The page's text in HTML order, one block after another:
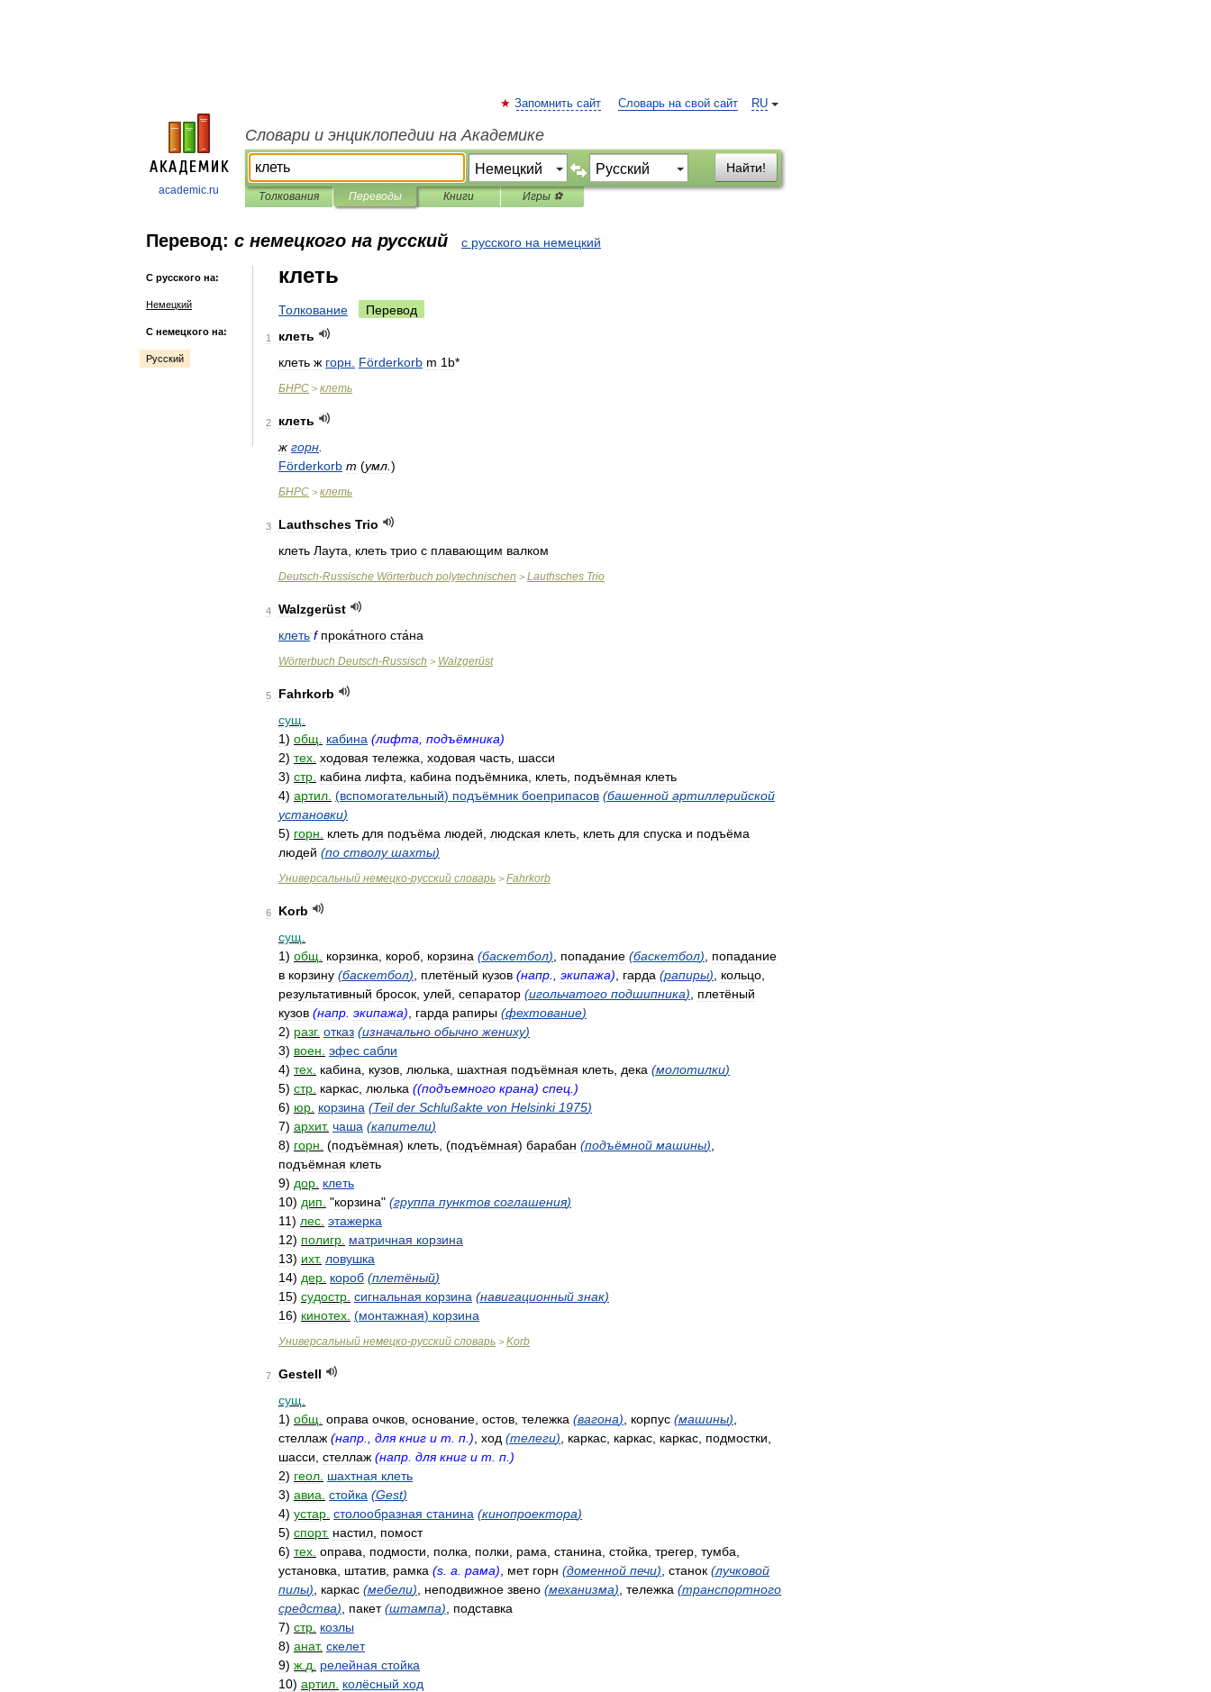
academic.ru
RU
Запомнить сайт Словарь на свой сайт
Словари и энциклопедии на Академике
Найти!
Толкования Переводы Книги Игры ⚽
Перевод: с немецкого на русский с русского на немецкий
С русского на:
Немецкий
С немецкого на:
Русский
клеть
Толкование Перевод
1
клеть
клеть ж горн Förderkorb m 1b*
БНРС > клеть
2
клеть
ж горн
Förderkorb m (умл )
БНРС > клеть
3 Lauthsches Trio
клеть Лаута клеть трио с плавающим валком
Deutsch-Russische Wörterbuch polytechnischen > Lauthsches Trio
4
Walzgerüst
клеть f прока́тного ста́на
Wörterbuch Deutsch-Russisch > Walzgerüst
5
Fahrkorb
сущ
1) общ кабина (лифта подъёмника)
2) тех ходовая тележка ходовая часть шасси
3) стр кабина лифта кабина подъёмника клеть подъёмная клеть
4) артил (вспомогательный) подъёмник боеприпасов (башенной артиллерийской
установки)
5) горн клеть для подъёма людей людская клеть клеть для спуска и подъёма
людей (по стволу шахты)
Универсальный немецко-русский словарь > Fahrkorb
6
Korb
сущ
1) общ корзинка короб корзина (баскетбол) попадание (баскетбол)
попадание
в корзину (баскетбол) плетёный кузов (напр экипажа) гарда (рапиры) кольцо
результативный бросок улей сепаратор (игольчатого подшипника)
плетёный
кузов (напр экипажа) гарда рапиры (фехтование)
2) разг. отказ (изначально обычно жениху)
3) воен эфес сабли
4) тех кабина кузов люлька шахтная подъёмная клеть дека (молотилки)
5) стр каркас люлька ((подъемного крана) спец .)
6) юр корзина (Teil der Schlußakte von Helsinki 1975)
7) архит. чаша (капители)
8) горн (подъёмная) клеть , (подъёмная) барабан (подъёмной машины)
подъёмная клеть
9) дор клеть
10) дип "корзина" (группа пунктов соглашения)
11) лес этажерка
12) полигр матричная корзина
13) ихт. ловушка
14) дер короб (плетёный)
15) судостр сигнальная корзина (навигационный знак)
16) кинотех (монтажная) корзина
Универсальный немецко-русский словарь > Korb
7
Gestell
сущ
1) общ оправа очков основание остов тележка (вагона) корпус (машины)
стеллаж (напр для книг и т п .) ход (телеги) каркас каркас каркас подмостки
шасси стеллаж (напр для книг и т п .)
2) геол шахтная клеть
3) авиа стойка (Gest)
4) устар столообразная станина (кинопроектора)
5) спорт. настил помост
6) тех оправа подмости полка полки рама станина стойка трегер тумба
установка
штатив рамка (s а рама) мет горн (доменной печи) станок (лучковой
пилы) каркас (мебели) неподвижное звено (механизма) тележка (транспортного
средства) пакет (штампа)
подставка
7) стр козлы
8) анат. скелет
9) ж д релейная стойка
10) артил колёсный ход